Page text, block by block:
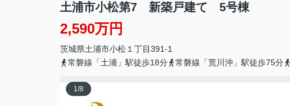
土浦市小松第7 新築戸建て 5号棟
2,590万円
茨城県土浦市小松 １丁目391-1
常磐線「土浦」駅徒歩18分
常磐線「荒川沖」駅徒歩75分
1/8